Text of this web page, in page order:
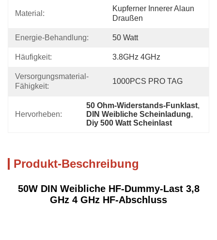
Material:
Kupferner Innerer Alaun
Draußen
Energie-Behandlung: 50 Watt
Häufigkeit: 3.8GHz 4GHz
Versorgungsmaterial-
Fähigkeit:
1000PCS PRO TAG
Hervorheben:
50 Ohm-Widerstands-Funklast
DIN Weibliche Scheinladung,
Diy 500 Watt Scheinlast
Produkt-Beschreibung
50W DIN Weibliche HF-Dummy-Last 3,8
GHz 4 GHz HF-Abschluss